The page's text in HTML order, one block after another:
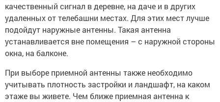
качественный сигнал в деревне, на даче и в других
удаленных от телебашни местах. Для этих мест лучше
подойдут наружные антенны. Такая антенна
устанавливается вне помещения – с наружной стороны
окна, на балконе.
При выборе приемной антенны также необходимо
учитывать плотность застройки и ландшафт, на каком
этаже вы живете. Чем ближе приемная антенна к